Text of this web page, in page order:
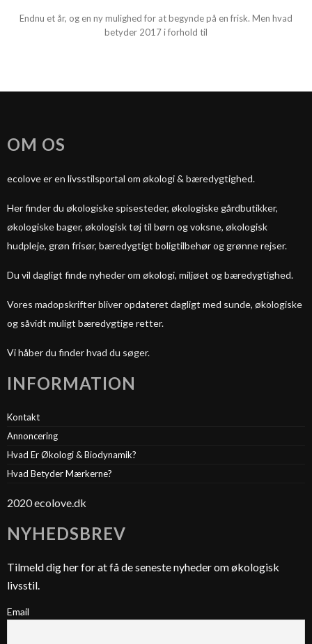
Endnu et år, og en ny mulighed for at begynde på en frisk. Men hvad
betyder 2017 i forhold til
OM OS
ecolove er en livsstilsportal om økologi & bæredygtighed.
Her finder du økologiske spisesteder, økologiske gårdbutikker,
økologiske bager, økologisk tøj til børn og voksne, økologisk
hudpleje, grøn frisør, bæredygtigt boligtilbehør og grønne rejser.
Du vil dagligt finde nyheder om økologi, miljøet og bæredygtighed.
Vores madopskrifter bliver opdateret dagligt med sunde, økologiske
og såvidt muligt bæredygtige retter.
Vi håber du finder hvad du søger.
INFORMATION
Kontakt
Annoncering
Hvad Er Økologi & Biodynamik?
Hvad Betyder Mærkerne?
2020 ecolove.dk
NYHEDSBREV
Tilmeld dig her for at få de seneste nyheder om økologisk
livsstil.
Email